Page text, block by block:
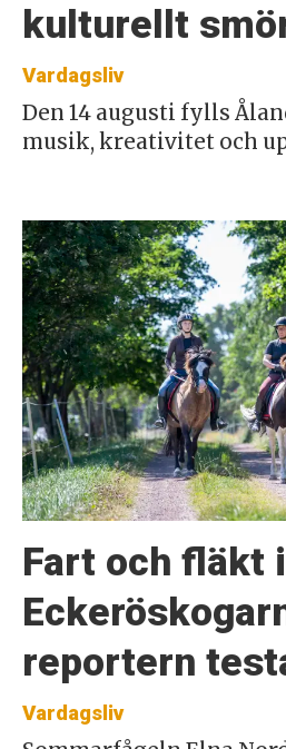
kulturellt
Vardagsliv
Den 14 augusti fylls
musik, kreativitet och
Fart och fläkt i
reportern
Vardagsliv